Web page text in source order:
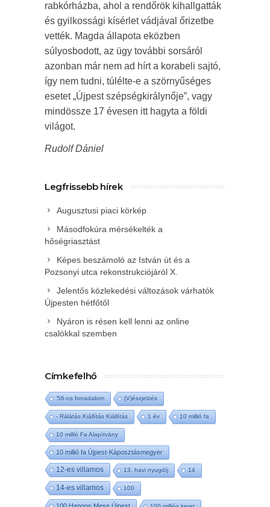
rabkórházba, ahol a rendőrök kihallgatták
és gyilkossági kísérlet vádjával őrizetbe
vették. Magda állapota eközben
súlyosbodott, az ügy további sorsáról
azonban már nem ad hírt a korabeli sajtó,
így nem tudni, túlélte-e a szörnyűséges
esetet „Újpest szépségkirálynője”, vagy
mindössze 17 évesen itt hagyta a földi
világot.
Rudolf Dániel
Legfrissebb hírek
Augusztusi piaci körkép
Másodfokúra mérsékelték a
hőségriasztást
Képes beszámoló az István út és a
Pozsonyi utca rekonstrukciójáról X.
Jelentős közlekedési változások várhatók
Újpesten hétfőtől
Nyáron is résen kell lenni az online
csalókkal szemben
Címkefelhő
'56-os forradalom (V)észjelzés
- Rálátás Kiállítás Kiállítás 1 év 10 millió fa
10 millió Fa Alapítvány
10 millió fa Újpest-Káposztásmegyer
12-es villamos 13. havi nyugdíj 14
14-es villamos 100